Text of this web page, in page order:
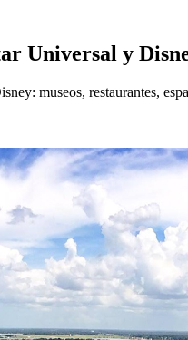
Universal y
museos, restaurantes,